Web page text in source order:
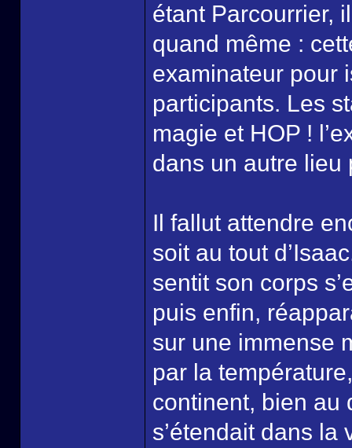
étant Parcourrier,
quand même :
examinateur pour
participants. Les
magie et HOP !
dans un autre
Il fallut attendre
soit au tout
sentit son corps
puis enfin,
sur une immense
par la
continent, bien au
s’étendait dans